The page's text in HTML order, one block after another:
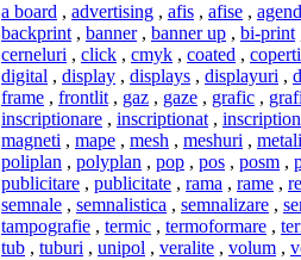
a board , advertising , afis , afise ,
backprint , banner, banner up , bi-print
cerneluri , click , cmyk , coated ,
digital , display , displays , displayuri ,
frame , frontlit , gaz , gaze , grafic ,
inscriptionare , inscriptionat ,
magneti , mape , mesh , meshuri ,
poliplan , polyplan , pop , pos , posm ,
publicitare , publicitate , rama , rame ,
semnale , semnalistica , semnalizare ,
tampografie , termic , termoformare ,
tub , tuburi , unipol , veralite , volum ,